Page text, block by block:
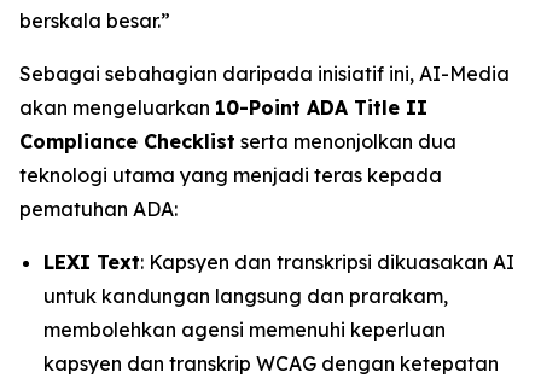
berskala besar.”
Sebagai sebahagian daripada inisiatif ini, AI-Media
akan mengeluarkan 10-Point ADA Title II
Compliance Checklist serta menonjolkan dua
teknologi utama yang menjadi teras kepada
pematuhan ADA:
LEXI Text: Kapsyen dan transkripsi dikuasakan AI
untuk kandungan langsung dan prarakam,
membolehkan agensi memenuhi keperluan
kapsyen dan transkrip WCAG dengan ketepatan